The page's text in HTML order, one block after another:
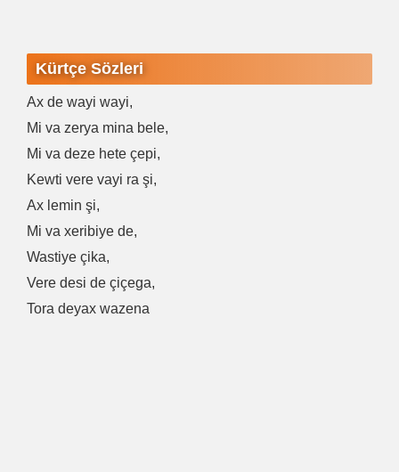
Kürtçe Sözleri
Ax de wayi wayi,
Mi va zerya mina bele,
Mi va deze hete çepi,
Kewti vere vayi ra şi,
Ax lemin şi,
Mi va xeribiye de,
Wastiye çika,
Vere desi de çiçega,
Tora deyax wazena